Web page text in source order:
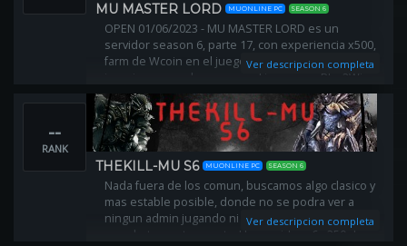
MU MASTER LORD MUONLINE PC SEASON 6
OPEN 01/06/2023 - MU MASTER LORD es un
servidor season 6, parte 17, con experiencia x500,
farm de Wcoin en el juego, con muchos BOSS e
invasiones que hacen que el juego sea Play2Win.
Ver descripcion completa
--
RANK
THEKILL-MU S6 MUONLINE PC SEASON 6
Nada fuera de los comun, buscamos algo clasico y
mas estable posible, donde no se podra ver a
ningun admin jugando ni ayudando, tendras que
arreglarte por tu cuenta. Un servidor s6 x350 de
Ver descripcion completa